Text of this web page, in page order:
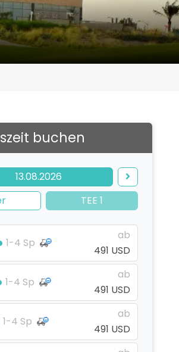
buchen
13.08.2026
TEE 1
1-4 Sp
ab
491 USD
1-4 Sp
ab
491 USD
1-4 Sp
ab
491 USD